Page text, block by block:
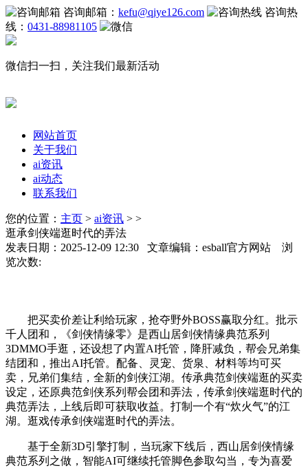
咨询邮箱： kefu@qiye126.com
咨询热
线： 0431-88981105
微信扫一扫，关注我们最新活动
网站首页
关于我们
ai资讯
ai动态
联系我们
您的位置： 主页 > ai资讯 > >
逛承剑侠端逛时代的弄法
发表日期：2025-12-09 12:30 文章编辑：esball官方网站 浏
览次数:
把买卖价差让利给玩家，抢夺野外BOSS赢取分红。批示
千人团和，《剑侠情缘零》是西山居剑侠情缘典范系列
3DMMO手逛，还设想了内置AI托管，降肝减负，帮会兄弟集
结团和，推出AI托管。配备、灵宠、货泉、材料等均可买
卖，兄弟们集结，全新的剑侠江湖。传承典范剑侠端逛的买卖
设定，还原典范剑侠系列帮会团和弄法，传承剑侠端逛时代的
典范弄法，上线后即可获取收益。打制一个有“炊火气”的江
湖。逛戏传承剑侠端逛时代的弄法。
基于全新3D引擎打制，当玩家下线后，西山居剑侠情缘
典范系列之做，智能AI可继续托管脚色参取勾当，专为喜爱